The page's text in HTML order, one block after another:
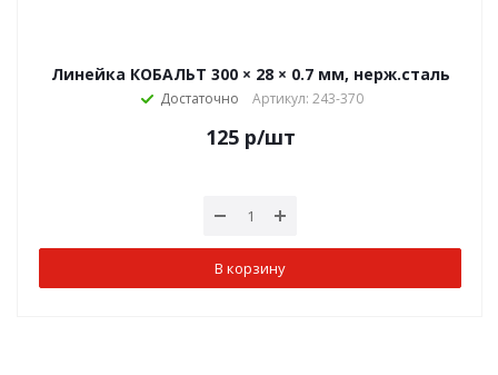
Линейка КОБАЛЬТ 300 × 28 × 0.7 мм, нерж.сталь
Достаточно Артикул: 243-370
125р/шт
В корзину